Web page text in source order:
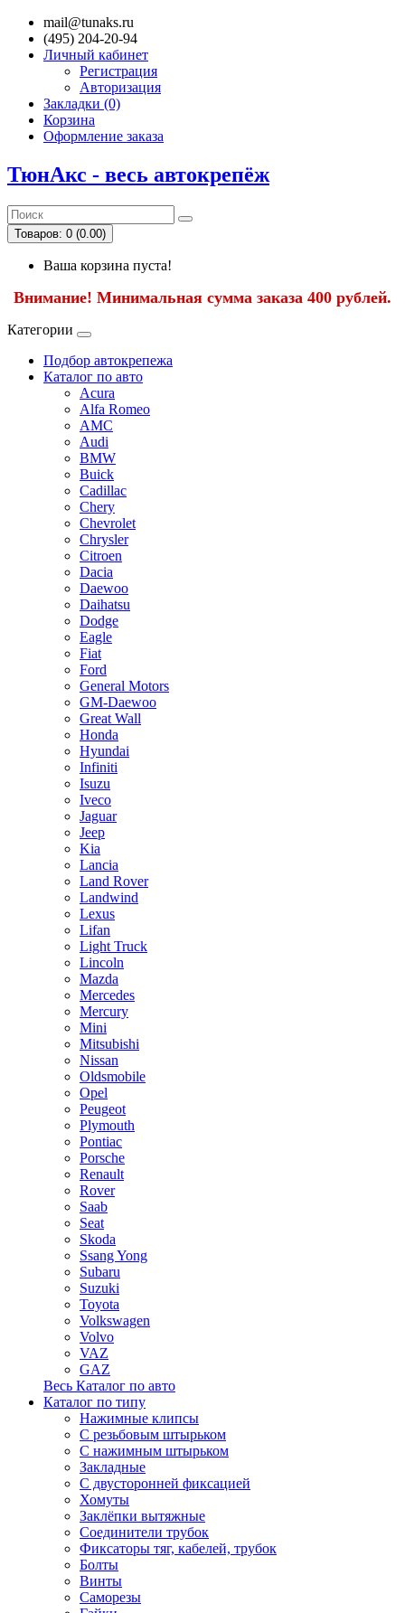
mail@tunaks.ru
(495) 204-20-94
Личный кабинет
Регистрация
Авторизация
Закладки (0)
Корзина
Оформление заказа
ТюнАкс - весь автокрепёж
Товаров: 0 (0.00)
Ваша корзина пуста!
Внимание! Минимальная сумма заказа 400 рублей.
Категории
Подбор автокрепежа
Каталог по авто
Acura
Alfa Romeo
AMC
Audi
BMW
Buick
Cadillac
Chery
Chevrolet
Chrysler
Citroen
Dacia
Daewoo
Daihatsu
Dodge
Eagle
Fiat
Ford
General Motors
GM-Daewoo
Great Wall
Honda
Hyundai
Infiniti
Isuzu
Iveco
Jaguar
Jeep
Kia
Lancia
Land Rover
Landwind
Lexus
Lifan
Light Truck
Lincoln
Mazda
Mercedes
Mercury
Mini
Mitsubishi
Nissan
Oldsmobile
Opel
Peugeot
Plymouth
Pontiac
Porsche
Renault
Rover
Saab
Seat
Skoda
Ssang Yong
Subaru
Suzuki
Toyota
Volkswagen
Volvo
VAZ
GAZ
Весь Каталог по авто
Каталог по типу
Нажимные клипсы
С резьбовым штырьком
С нажимным штырьком
Закладные
С двусторонней фиксацией
Хомуты
Заклёпки вытяжные
Соединители трубок
Фиксаторы тяг, кабелей, трубок
Болты
Винты
Саморезы